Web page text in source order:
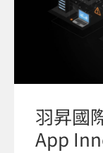
羽昇國
App